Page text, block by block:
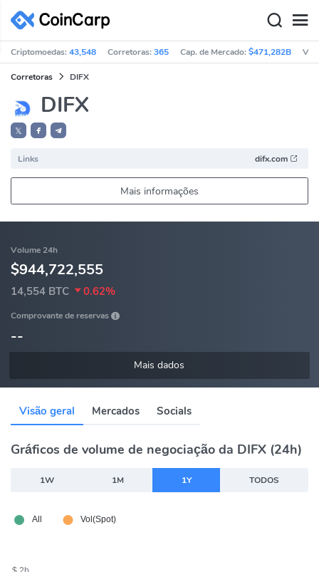
Criptomoedas:43,548 Corretoras:365 Cap. de Mercado:$471,282B Vol
Corretoras DIFX
DIFX
𝕏
Links difx.com
Mais informações
Volume 24h
$944,722,555
14,554 BTC 0.62%
Comprovante de reservas
--
Mais dados
Visão geral Mercados Socials
Gráficos de volume de negociação da DIFX (24h)
1W 1M 1Y TODOS